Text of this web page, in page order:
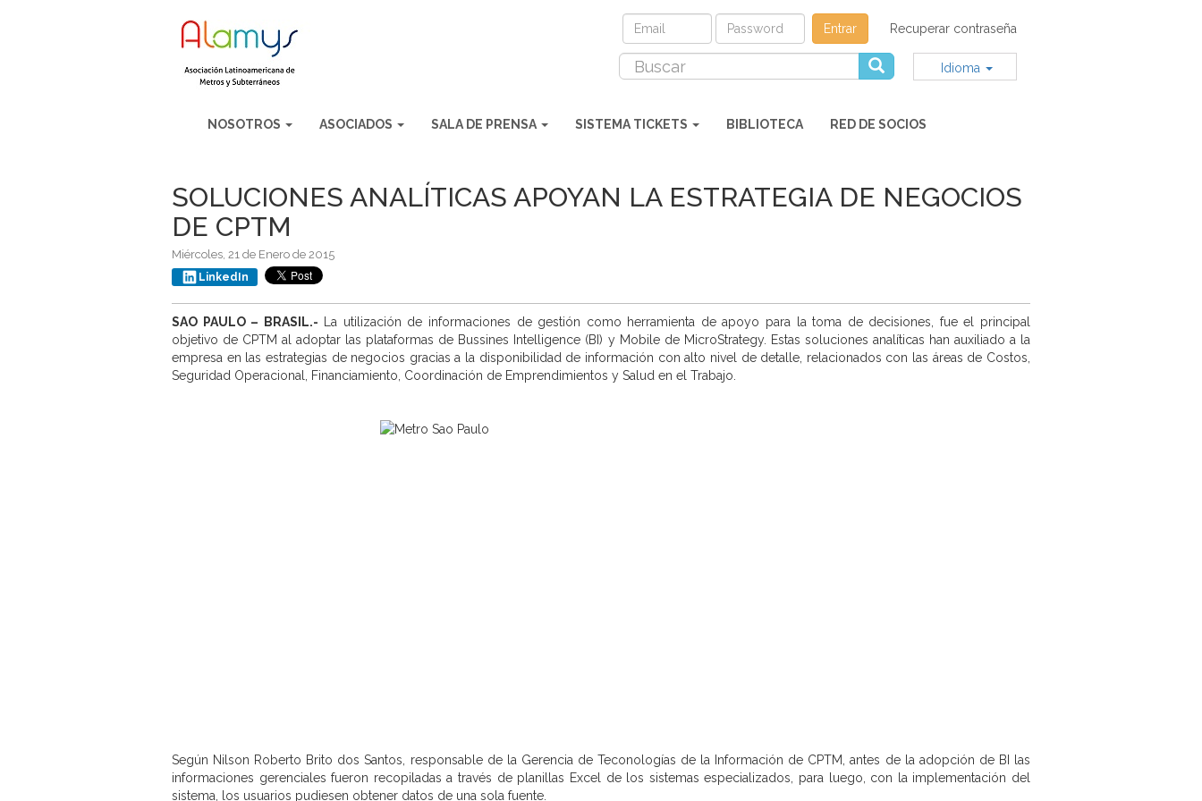
Entrar Recuperar contraseña
Idioma
NOSOTROS ASOCIADOS SALA DE PRENSA SISTEMA TICKETS BIBLIOTECA RED DE SOCIOS
SOLUCIONES ANALÍTICAS APOYAN LA ESTRATEGIA DE NEGOCIOS
DE CPTM
Miércoles, 21 de Enero de 2015
LinkedIn
SAO PAULO – BRASIL.- La utilización de informaciones de gestión como herramienta de apoyo para la toma de decisiones, fue el principal
objetivo de CPTM al adoptar las plataformas de Bussines Intelligence (BI) y Mobile de MicroStrategy. Estas soluciones analíticas han auxiliado a la
empresa en las estrategias de negocios gracias a la disponibilidad de información con alto nivel de detalle, relacionados con las áreas de Costos,
Seguridad Operacional, Financiamiento, Coordinación de Emprendimientos y Salud en el Trabajo.
Según Nilson Roberto Brito dos Santos, responsable de la Gerencia de Teconologías de la Información de CPTM, antes de la adopción de BI las
informaciones gerenciales fueron recopiladas a través de planillas Excel de los sistemas especializados, para luego, con la implementación del
sistema, los usuarios pudiesen obtener datos de una sola fuente.